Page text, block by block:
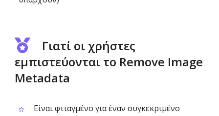
Γιατί οι χρήστες
εμπιστεύονται το Remove Image
Metadata
Είναι φτιαγμένο για έναν συγκεκριμένο